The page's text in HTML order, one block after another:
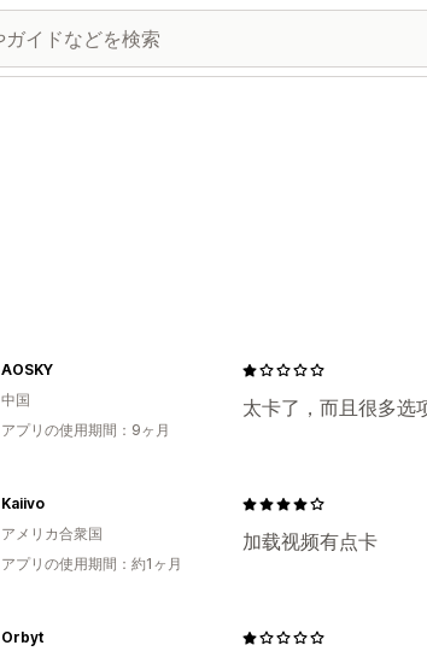
太卡了，而且很多选
AOSKY
中国
アプリの使用期間：9ヶ月
加载视频有点卡
Kaiivo
アメリカ合衆国
アプリの使用期間：約1ヶ月
Orbyt